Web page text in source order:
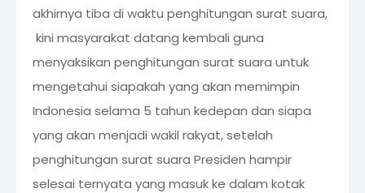
akhirnya tiba di waktu penghitungan surat suara,
kini masyarakat datang kembali guna
menyaksikan penghitungan surat suara untuk
mengetahui siapakah yang akan memimpin
Indonesia selama 5 tahun kedepan dan siapa
yang akan menjadi wakil rakyat, setelah
penghitungan surat suara Presiden hampir
selesai ternyata yang masuk ke dalam kotak